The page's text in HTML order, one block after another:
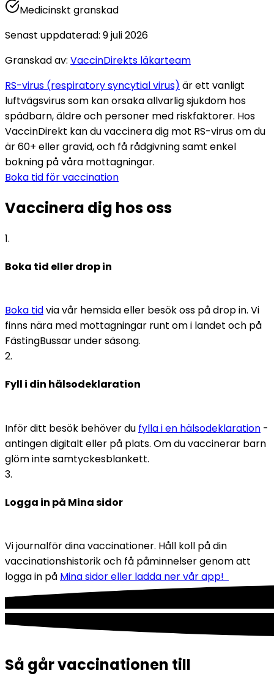
Medicinskt granskad
Senast uppdaterad: 9 juli 2026
Granskad av: VaccinDirekts läkarteam
RS-virus (respiratory syncytial virus) är ett vanligt
luftvägsvirus som kan orsaka allvarlig sjukdom hos
spädbarn, äldre och personer med riskfaktorer. Hos
VaccinDirekt kan du vaccinera dig mot RS-virus om du
är 60+ eller gravid, och få rådgivning samt enkel
bokning på våra mottagningar.
Boka tid för vaccination
Vaccinera dig hos oss
1.
Boka tid eller drop in
Boka tid via vår hemsida eller besök oss på drop in. Vi
finns nära med mottagningar runt om i landet och på
FästingBussar under säsong.
2.
Fyll i din hälsodeklaration
Inför ditt besök behöver du fylla i en hälsodeklaration -
antingen digitalt eller på plats. Om du vaccinerar barn
glöm inte samtyckesblankett.
3.
Logga in på Mina sidor
Vi journalför dina vaccinationer. Håll koll på din
vaccinationshistorik och få påminnelser genom att
logga in på Mina sidor eller ladda ner vår app!
Så går vaccinationen till